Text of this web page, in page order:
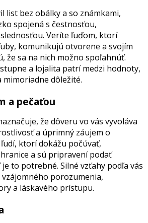
list bez obálky a so známkami,
spojená s čestnosťou,
Veríte ľuďom, ktorí
komunikujú otvorene a svojím
že sa na nich možno spoľahnúť.
a lojalita patrí medzi hodnoty,
dôležité.
a pečaťou
že dôveru vo vás vyvoláva
a úprimný záujem o
ktorí dokážu počúvať,
a sú pripravení podať
to potrebné. Silné vzťahy podľa vás
porozumenia,
a láskavého prístupu.